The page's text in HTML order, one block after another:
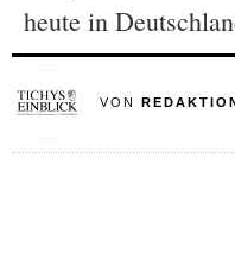
heute in
VON